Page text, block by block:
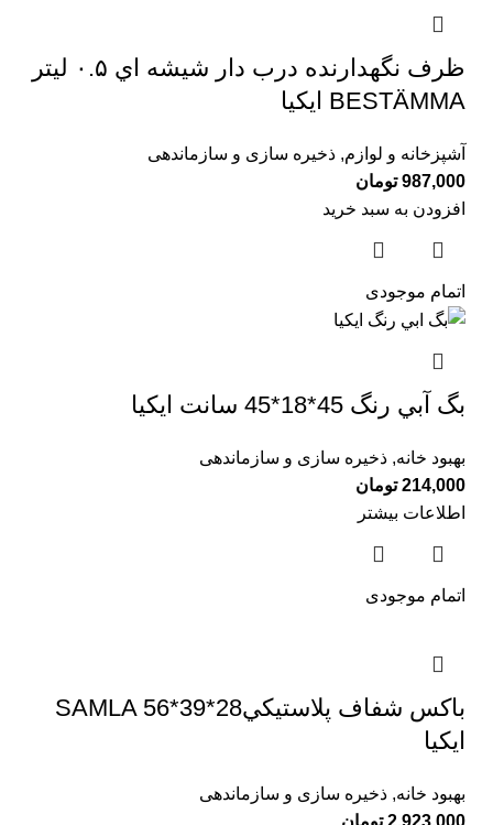
ظرف نگهدارنده درب دار شيشه اي ۰.۵ لیتر
BESTÄMMA ايكيا
آشپزخانه و لوازم, ذخیره سازی و سازماندهی
987,000 تومان
افزودن به سبد خرید
اتمام موجودی
بگ آبي رنگ 45*18*45 سانت ايكيا
بهبود خانه, ذخیره سازی و سازماندهی
214,000 تومان
اطلاعات بیشتر
اتمام موجودی
باكس شفاف پلاستيكيSAMLA 56*39*28
ايكيا
بهبود خانه, ذخیره سازی و سازماندهی
2,923,000 تومان